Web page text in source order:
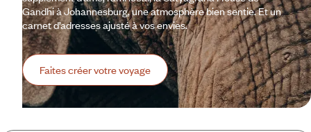
Gandhi à Johannesburg, une atmosphère bien sentie. Et un
carnet d’adresses ajusté à vos envies.
Faites créer votre voyage